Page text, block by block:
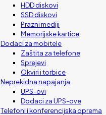
HDD diskovi
SSD diskovi
Prazni mediji
Memorijske kartice
Dodaci za mobitele
Zaštita za telefone
Sprejevi
Okviri i torbice
Neprekidna napajanja
UPS-ovi
Dodaci za UPS-ove
Telefoni i konferencijska oprema